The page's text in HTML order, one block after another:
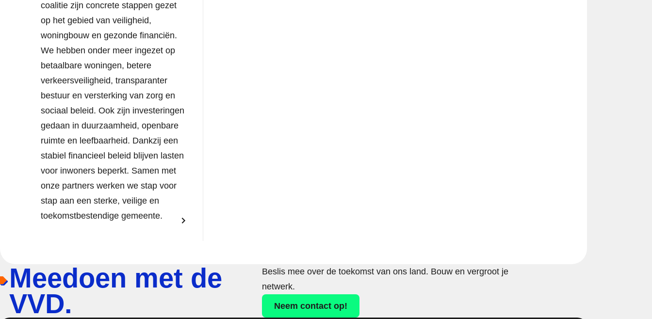
coalitie zijn concrete stappen gezet
op het gebied van veiligheid,
woningbouw en gezonde financiën.
We hebben onder meer ingezet op
betaalbare woningen, betere
verkeersveiligheid, transparanter
bestuur en versterking van zorg en
sociaal beleid. Ook zijn investeringen
gedaan in duurzaamheid, openbare
ruimte en leefbaarheid. Dankzij een
stabiel financieel beleid blijven lasten
voor inwoners beperkt. Samen met
onze partners werken we stap voor
stap aan een sterke, veilige en
toekomstbestendige gemeente.
Meedoen met de
VVD.
Beslis mee over de toekomst van ons land. Bouw en vergroot je
netwerk.
Neem contact op!